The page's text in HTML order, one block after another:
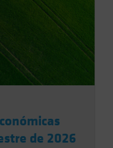
de 2026